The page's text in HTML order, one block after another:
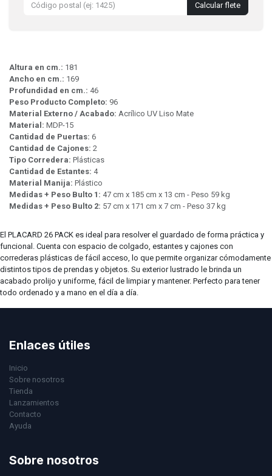
Calcular flete
Altura en cm.: 181
Ancho en cm.: 169
Profundidad en cm.: 46
Peso Producto Completo: 96
Material Externo / Acabado: Acrílico UV Liso Mate
Material: MDP-15
Cantidad de Puertas: 6
Cantidad de Cajones: 2
Tipo Corredera: Plásticas
Cantidad de Estantes: 4
Material Manija: Plástico
Medidas + Peso Bulto 1: 47 cm x 185 cm x 13 cm - Peso 59 kg
Medidas + Peso Bulto 2: 57 cm x 171 cm x 7 cm - Peso 37 kg
El PLACARD 26 PACK es ideal para resolver el guardado de forma práctica y
funcional. Cuenta con espacio de colgado, estantes y cajones con
correderas plásticas de fácil acceso, lo que permite organizar cómodamente
distintos tipos de prendas y objetos. Su exterior lustrado le brinda un
acabado prolijo y uniforme, fácil de limpiar y mantener. Perfecto para tener
todo ordenado y a mano en el día a día.
Enlaces útiles
Inicio
Sobre nosotros
Tienda
Lanzamientos
Contacto
Ayuda
Sobre nosotros